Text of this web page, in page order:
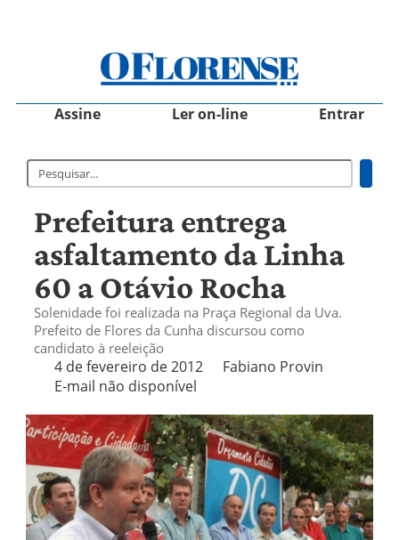
Assine Ler on-line Entrar
Prefeitura entrega
asfaltamento da Linha
60 a Otávio Rocha
Solenidade foi realizada na Praça Regional da Uva.
Prefeito de Flores da Cunha discursou como
candidato à reeleição
4 de fevereiro de 2012
Fabiano Provin
E-mail não disponível